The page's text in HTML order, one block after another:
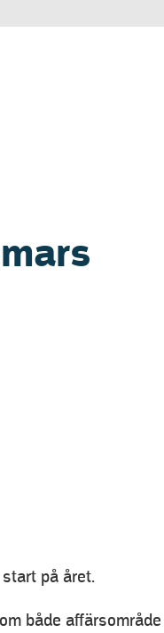
på året.
både affärsområde